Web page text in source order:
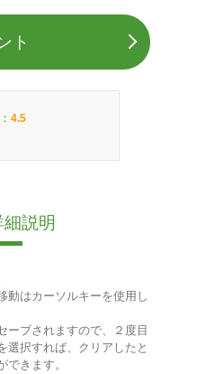
ト
4.5
説明
動はカーソルキーを使用し
ブされますので、２度目
選択すれば、クリアしたと
きます。